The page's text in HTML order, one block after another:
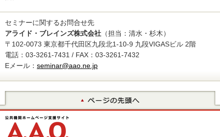
セミナーに関するお問合せ先
アライド・ブレインズ株式会社 （担当：清水・杉木）
〒102-0073 東京都千代田区九段北1-10-9 九段VIGASビル 2階
電話：03-3261-7431 / FAX：03-3261-7432
Eメール： seminar@aao.ne.jp